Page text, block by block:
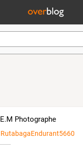
E.M Photographe
RutabagaEndurant5660472